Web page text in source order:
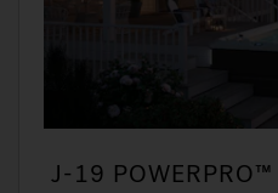
J-19 POWERPRO™